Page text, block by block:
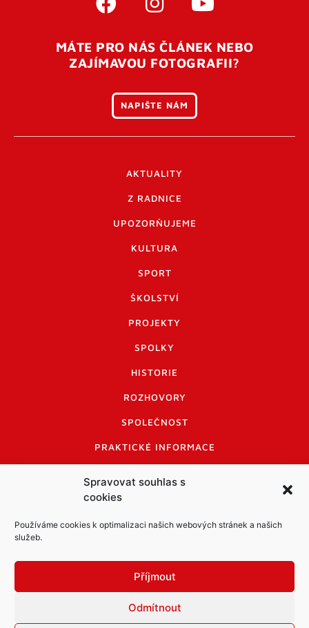
Spravovat souhlas s
cookies
Používáme cookies k optimalizaci našich webových stránek a našich
služeb.
Příjmout
Odmítnout
MÁTE PRO NÁS ČLÁNEK NEBO
ZAJÍMAVOU FOTOGRAFII?
NAPIŠTE NÁM
AKTUALITY
Z RADNICE
UPOZORŇUJEME
KULTURA
SPORT
ŠKOLSTVÍ
PROJEKTY
SPOLKY
HISTORIE
ROZHOVORY
SPOLEČNOST
PRAKTICKÉ INFORMACE
INFORMACE A KODEX DISKUTUJÍCÍCH
LOGO A LOGO MANUÁL
Informace o zpracování osobních údajů